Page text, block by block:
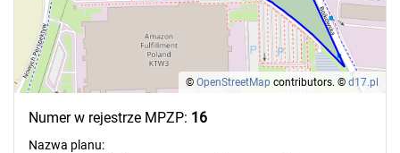
© OpenStreetMap contributors. © d17.pl
Numer w rejestrze MPZP: 16
Nazwa planu: